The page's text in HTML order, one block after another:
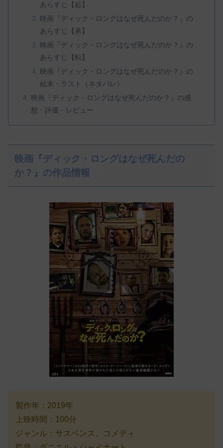
あらすじ【起】
映画『ディック・ロングはなぜ死んだのか？』の
あらすじ【承】
映画『ディック・ロングはなぜ死んだのか？』の
あらすじ【転】
映画『ディック・ロングはなぜ死んだのか？』の
結末・ラスト（ネタバレ）
映画『ディック・ロングはなぜ死んだのか？』の感
想・評価・レビュー
映画『ディック・ロングはなぜ死んだの
か？』の作品情報
製作年：2019年
上映時間：100分
ジャンル：サスペンス、コメディ